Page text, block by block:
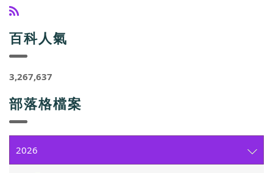
百科人氣
3,267,637
部落格檔案
2026